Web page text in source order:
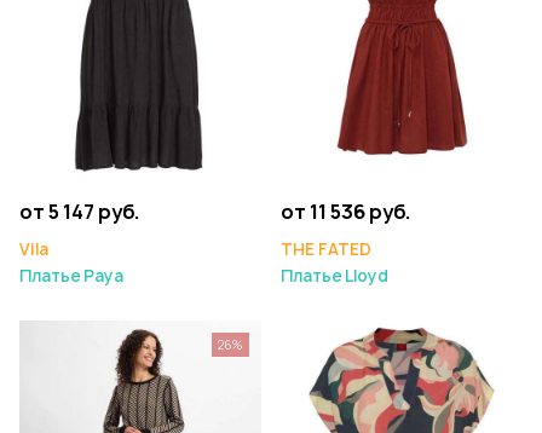
от 5 147 руб.
Vila
Платье Paya
от 11 536 руб.
THE FATED
Платье Lloyd
26%